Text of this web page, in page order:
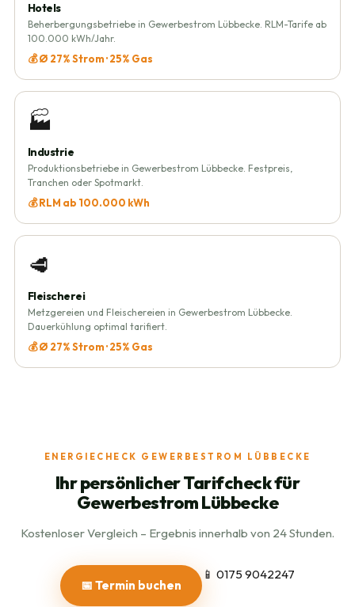
Hotels
Beherbergungsbetriebe in Gewerbestrom Lübbecke. RLM-Tarife ab
100.000 kWh/Jahr.
💰 Ø 27% Strom · 25% Gas
🏭
Industrie
Produktionsbetriebe in Gewerbestrom Lübbecke. Festpreis,
Tranchen oder Spotmarkt.
💰 RLM ab 100.000 kWh
🥩
Fleischerei
Metzgereien und Fleischereien in Gewerbestrom Lübbecke.
Dauerkühlung optimal tarifiert.
💰 Ø 27% Strom · 25% Gas
ENERGIECHECK GEWERBESTROM LÜBBECKE
Ihr persönlicher Tarifcheck für
Gewerbestrom Lübbecke
Kostenloser Vergleich – Ergebnis innerhalb von 24 Stunden.
📅 Termin buchen
📱 0175 9042247